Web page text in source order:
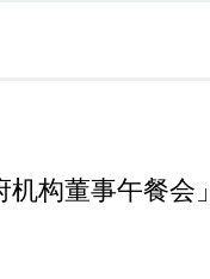
构董事午餐会」